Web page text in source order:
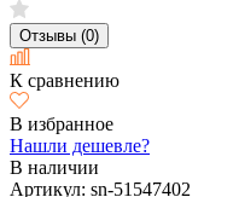
Отзывы (0)
К сравнению
В избранное
Нашли дешевле?
В наличии
Артикул: sn-51547402